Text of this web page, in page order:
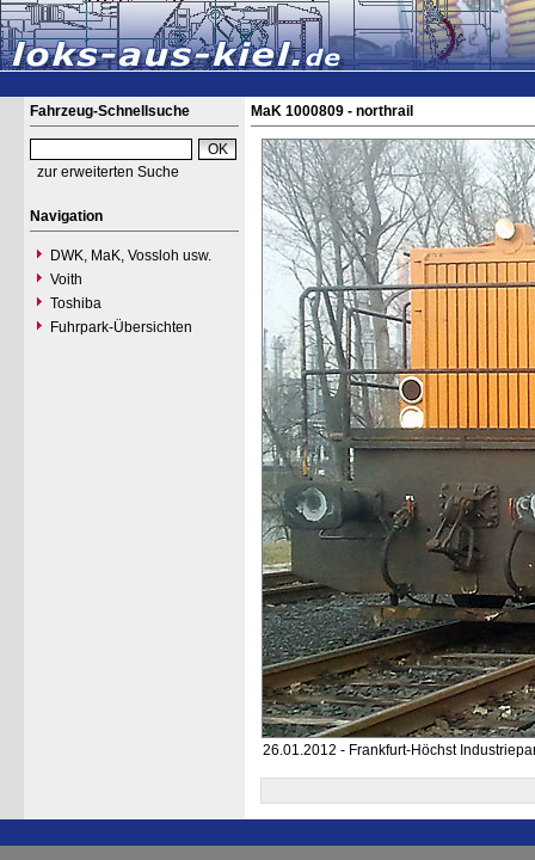
Fahrzeug-Schnellsuche
zur erweiterten Suche
Navigation
DWK, MaK, Vossloh usw.
Voith
Toshiba
Fuhrpark-Übersichten
MaK 1000809 - northrail
26.01.2012 - Frankfurt-Höchst